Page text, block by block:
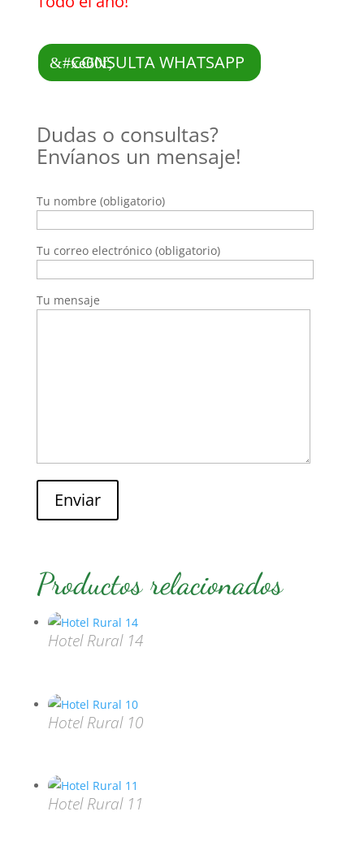
CONSULTA WHATSAPP
Dudas o consultas?
Envíanos un mensaje!
Tu nombre (obligatorio)
Tu correo electrónico (obligatorio)
Tu mensaje
Enviar
Productos relacionados
Hotel Rural 14
Hotel Rural 10
Hotel Rural 11